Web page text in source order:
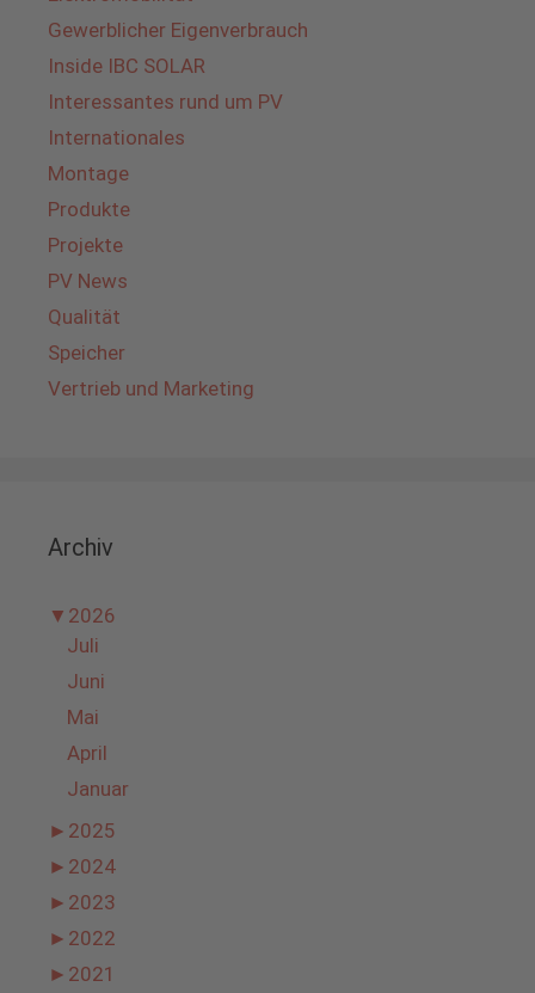
Gewerblicher Eigenverbrauch
Inside IBC SOLAR
Interessantes rund um PV
Internationales
Montage
Produkte
Projekte
PV News
Qualität
Speicher
Vertrieb und Marketing
Archiv
▼ 2026
Juli
Juni
Mai
April
Januar
► 2025
► 2024
► 2023
► 2022
► 2021